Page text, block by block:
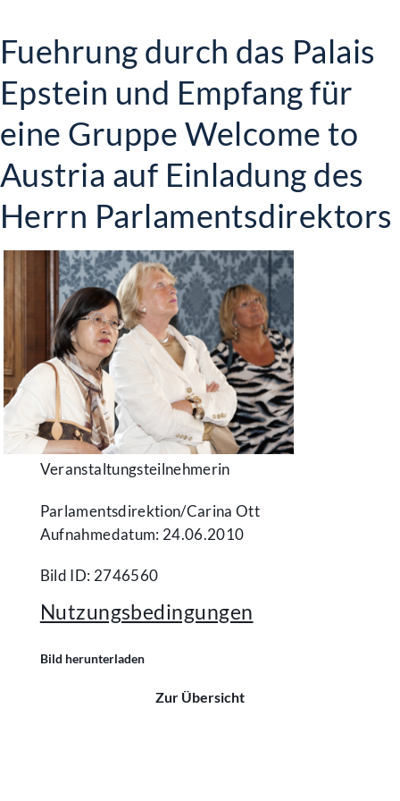
Fuehrung durch das Palais
Epstein und Empfang für
eine Gruppe Welcome to
Austria auf Einladung des
Herrn Parlamentsdirektors
Veranstaltungsteilnehmerin
Parlamentsdirektion/​Carina Ott
Aufnahmedatum: 24.06.2010
Bild ID: 2746560
Nutzungsbedingungen
Bild herunterladen
Zur Übersicht